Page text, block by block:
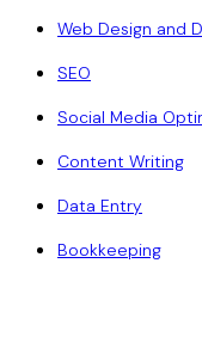
Web Design and
SEO
Social Media
Content Writing
Data Entry
Bookkeeping